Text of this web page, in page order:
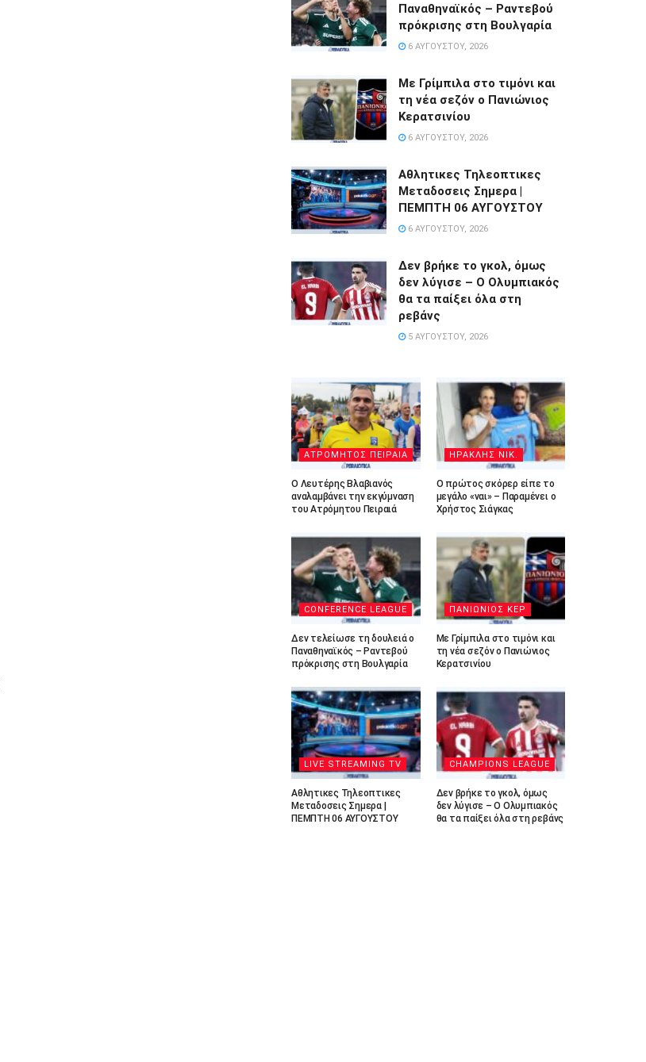
Παναθηναϊκός – Ραντεβού
πρόκρισης στη Βουλγαρία
6 ΑΥΓΟΎΣΤΟΥ, 2026
Με Γρίμπιλα στο τιμόνι και
τη νέα σεζόν ο Πανιώνιος
Κερατσινίου
6 ΑΥΓΟΎΣΤΟΥ, 2026
Αθλητικες Τηλεοπτικες
Μεταδοσεις Σημερα |
ΠΕΜΠΤΗ 06 ΑΥΓΟΥΣΤΟΥ
6 ΑΥΓΟΎΣΤΟΥ, 2026
Δεν βρήκε το γκολ, όμως
δεν λύγισε – Ο Ολυμπιακός
θα τα παίξει όλα στη
ρεβάνς
5 ΑΥΓΟΎΣΤΟΥ, 2026
ΑΤΡΟΜΗΤΟΣ ΠΕΙΡΑΙΑ
Ο Λευτέρης Βλαβιανός
αναλαμβάνει την εκγύμναση
του Ατρόμητου Πειραιά
ΗΡΑΚΛΗΣ ΝΙΚ.
Ο πρώτος σκόρερ είπε το
μεγάλο «ναι» – Παραμένει ο
Χρήστος Σιάγκας
CONFERENCE LEAGUE
Δεν τελείωσε τη δουλειά ο
Παναθηναϊκός – Ραντεβού
πρόκρισης στη Βουλγαρία
ΠΑΝΙΩΝΙΟΣ ΚΕΡ
Με Γρίμπιλα στο τιμόνι και
τη νέα σεζόν ο Πανιώνιος
Κερατσινίου
LIVE STREAMING TV
Αθλητικες Τηλεοπτικες
Μεταδοσεις Σημερα |
ΠΕΜΠΤΗ 06 ΑΥΓΟΥΣΤΟΥ
CHAMPIONS LEAGUE
Δεν βρήκε το γκολ, όμως
δεν λύγισε – Ο Ολυμπιακός
θα τα παίξει όλα στη ρεβάνς